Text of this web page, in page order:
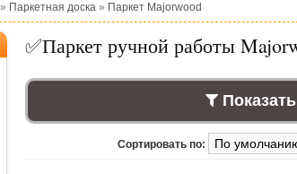
» Паркетная доска » Паркет Majorwood
✅Паркет ручной работы
Сортировать по: